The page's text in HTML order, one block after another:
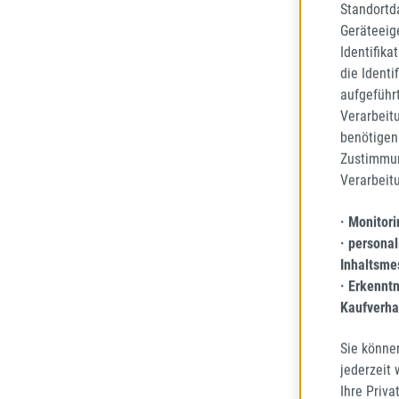
145/
68
die
·
·
·
Sie
jederzeit
Ihre